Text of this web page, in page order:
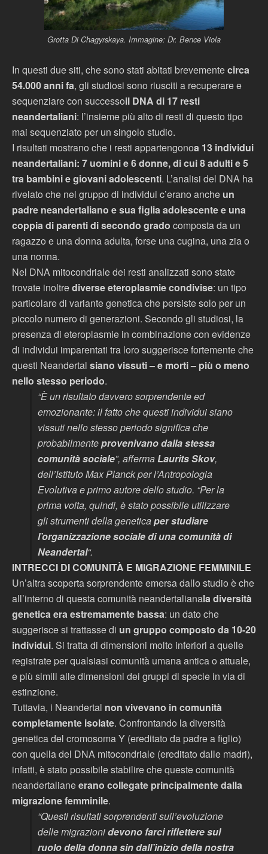
Grotta Di Chagyrskaya. Immagine: Dr. Bence Viola
In questi due siti, che sono stati abitati brevementecirca
54.000 anni fa, gli studiosi sono riusciti a recuperare e
sequenziare con successoil DNA di 17 resti
neandertaliani: l’insieme più alto di resti di questo tipo
mai sequenziato per un singolo studio.
I risultati mostrano che i resti appartengonoa 13 individui
neandertaliani: 7 uomini e 6 donne, di cui 8 adulti e 5
tra bambini e giovani adolescenti. L’analisi del DNA ha
rivelato che nel gruppo di individui c’erano anche un
padre neandertaliano e sua figlia adolescente e una
coppia di parenti di secondo grado composta da un
ragazzo e una donna adulta, forse una cugina, una zia o
una nonna.
Nel DNA mitocondriale dei resti analizzati sono state
trovate inoltrediverse eteroplasmie condivise: un tipo
particolare di variante genetica che persiste solo per un
piccolo numero di generazioni. Secondo gli studiosi, la
presenza di eteroplasmie in combinazione con evidenze
di individui imparentati tra loro suggerisce fortemente che
questi Neandertal siano vissuti – e morti – più o meno
nello stesso periodo.
“È un risultato davvero sorprendente ed
emozionante: il fatto che questi individui siano
vissuti nello stesso periodo significa che
probabilmenteprovenivano dalla stessa
comunità sociale”, affermaLaurits Skov,
dell’Istituto Max Planck per l’Antropologia
Evolutiva e primo autore dello studio. “Per la
prima volta, quindi, è stato possibile utilizzare
gli strumenti della geneticaper studiare
l’organizzazione sociale di una comunità di
Neandertal“.
INTRECCI DI COMUNITÀ E MIGRAZIONE FEMMINILE
Un’altra scoperta sorprendente emersa dallo studio è che
all’interno di questa comunità neandertalianala diversità
genetica era estremamente bassa: un dato che
suggerisce si trattasse di un gruppo composto da 10-20
individui. Si tratta di dimensioni molto inferiori a quelle
registrate per qualsiasi comunità umana antica o attuale,
e più simili alle dimensioni dei gruppi di specie in via di
estinzione.
Tuttavia, i Neandertal non vivevano in comunità
completamente isolate. Confrontando la diversità
genetica del cromosoma Y (ereditato da padre a figlio)
con quella del DNA mitocondriale (ereditato dalle madri),
infatti, è stato possibile stabilire che queste comunità
neandertalianeerano collegate principalmente dalla
migrazione femminile.
“Questi risultati sorprendenti sull’evoluzione
delle migrazionidevono farci riflettere sul
ruolo della donna sin dall’inizio della nostra